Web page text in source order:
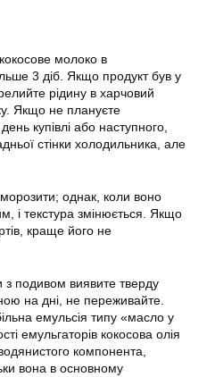
кокосове молоко в
3 діб. Якщо продукт був у
рідину в харчовий
Якщо не плануєте
купівлі або наступного,
стінки холодильника, але
однак, коли воно
і текстура змінюється. Якщо
краще його не
з подивом виявите тверду
на дні, не переживайте.
емульсія типу «масло у
емульгаторів кокосова олія
компонента,
вона в основному